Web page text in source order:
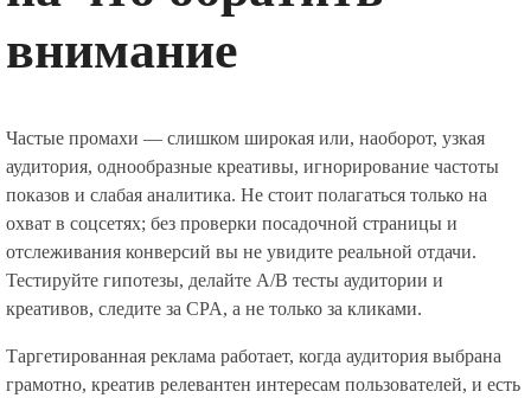
внимание
Частые промахи — слишком широкая или, наоборот, узкая
аудитория, однообразные креативы, игнорирование частоты
показов и слабая аналитика. Не стоит полагаться только на
охват в соцсетях; без проверки посадочной страницы и
отслеживания конверсий вы не увидите реальной отдачи.
Тестируйте гипотезы, делайте A/B тесты аудитории и
креативов, следите за CPA, а не только за кликами.
Таргетированная реклама работает, когда аудитория выбрана
грамотно, креатив релевантен интересам пользователей, и есть